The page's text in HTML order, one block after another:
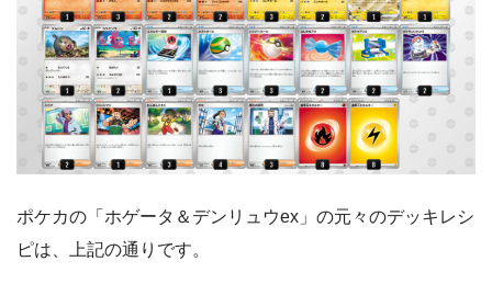
ポケカの「ホゲータ＆デンリュウex」の元々のデッキレシ
ピは、上記の通りです。